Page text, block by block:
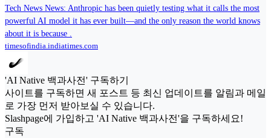
Tech News News: Anthropic has been quietly testing what it calls the most
powerful AI model it has ever built—and the only reason the world knows
about it is because .
timesofindia.indiatimes.com
'AI Native 백과사전' 구독하기
사이트를 구독하면 새 포스트 등 최신 업데이트를 알림과 메일
로 가장 먼저 받아보실 수 있습니다.
Slashpage에 가입하고 'AI Native 백과사전'을 구독하세요!
구독